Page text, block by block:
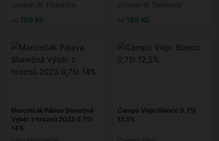
Johann W Třebívlice
189 Kč
Johann W Třebívlice
189 Kč
Marcinčák Pálava Slunečná
Výběr z hroznů 2023 0,75l
14%
Campo Viejo Blanco 0,75l
12,5%